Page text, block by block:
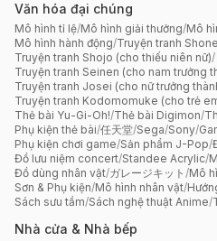
Văn hóa đại chúng
Mô hình tỉ lệ/Mô hình giải thưởng/Mô
Mô hình hành động/Truyện tranh
Truyện tranh Shojo (cho thiếu niên nữ)/
Truyện tranh Seinen (cho nam trưởng
Truyện tranh Josei (cho nữ trưởng
Truyện tranh Kodomomuke (cho trẻ
Thẻ bài Yu-Gi-Oh!/Thẻ bài Digimon/
Phụ kiện thẻ bài/任天堂/Sega/Sony/
Phụ kiện chơi game/Sản phẩm J-Pop/
Đồ lưu niệm concert/Standee Acrylic/
Đồ dùng nhân vật/ガレージキット /Mô
Sơn & Phụ kiện/Mô hình nhân vật/
Sách sưu tầm/Sách nghệ thuật Anime/
Nhà cửa & Nhà bếp